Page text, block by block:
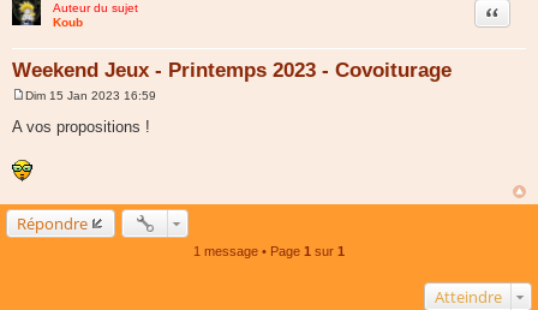
Auteur du sujet
Koub
Weekend Jeux - Printemps 2023 - Covoiturage
Citer
s
a
g
Dim 15 Jan 2023 16:59
A vos propositions !
Répondre
1 message • Page 1 sur 1
Atteindre